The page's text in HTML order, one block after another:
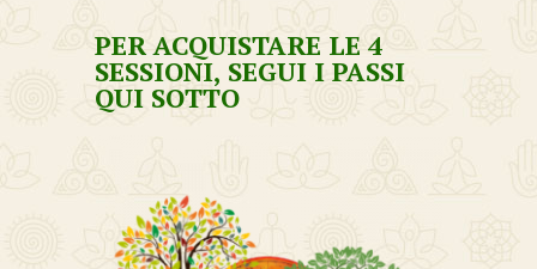
PER ACQUISTARE LE 4
SESSIONI, SEGUI I PASSI
QUI SOTTO